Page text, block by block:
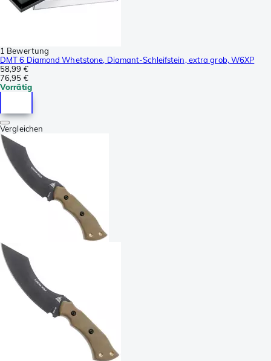
1 Bewertung
DMT 6 Diamond Whetstone, Diamant-Schleifstein, extra grob, W6XP
58,99 €
76,95 €
Vorrätig
Vergleichen